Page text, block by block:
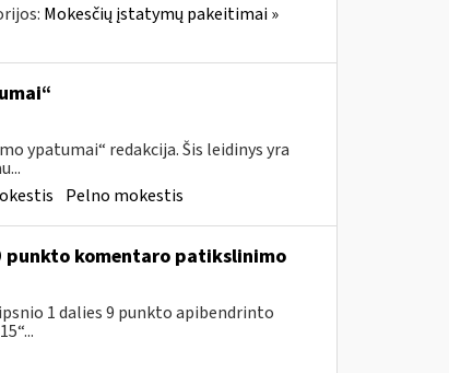
Mokesčių įstatymų pakeitimai »
ypatumai“ redakcija. Šis leidinys yra
Pelno mokestis
punkto komentaro patikslinimo
1 dalies 9 punkto apibendrinto